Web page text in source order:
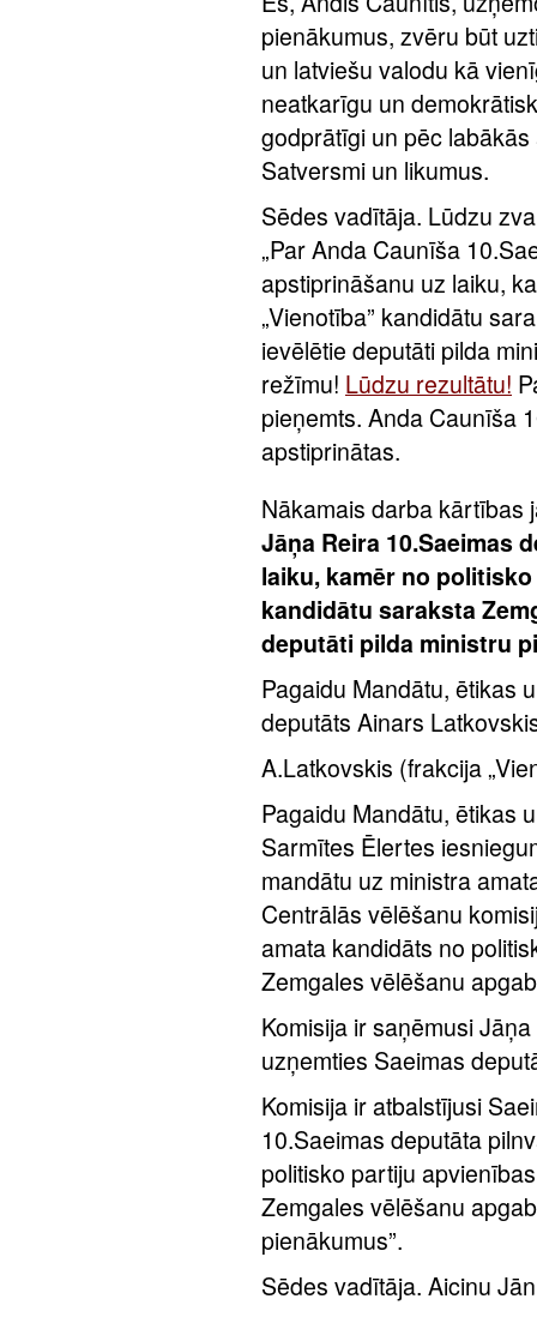
pienākumus, zvēru būt
un latviešu valodu kā
neatkarīgu un
godprātīgi un pēc
Satversmi un likumus.
Sēdes vadītāja. Lūdzu
„Par Anda Caunīša
apstiprināšanu uz laiku,
„Vienotība” kandidātu
ievēlētie deputāti pilda
režīmu! Lūdzu rezultātu!
pieņemts. Anda Caunīša
apstiprinātas.
Nākamais darba kārtības
Jāņa Reira 10.Saeimas
laiku, kamēr no
kandidātu saraksta
deputāti pilda ministru
Pagaidu Mandātu, ētikas
deputāts Ainars
A.Latkovskis (frakcija
Pagaidu Mandātu, ētikas
Sarmītes Ēlertes
mandātu uz ministra
Centrālās vēlēšanu
amata kandidāts no
Zemgales vēlēšanu
Komisija ir saņēmusi
uzņemties Saeimas
Komisija ir atbalstījusi
10.Saeimas deputāta
politisko partiju
Zemgales vēlēšanu
pienākumus”.
Sēdes vadītāja. Aicinu